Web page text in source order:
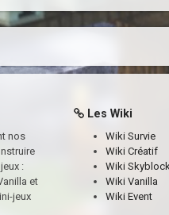
nos
:
et
jeux
Les Wiki
Wiki Survie
Wiki Créatif
Wiki
Wiki Vanilla
Wiki Event